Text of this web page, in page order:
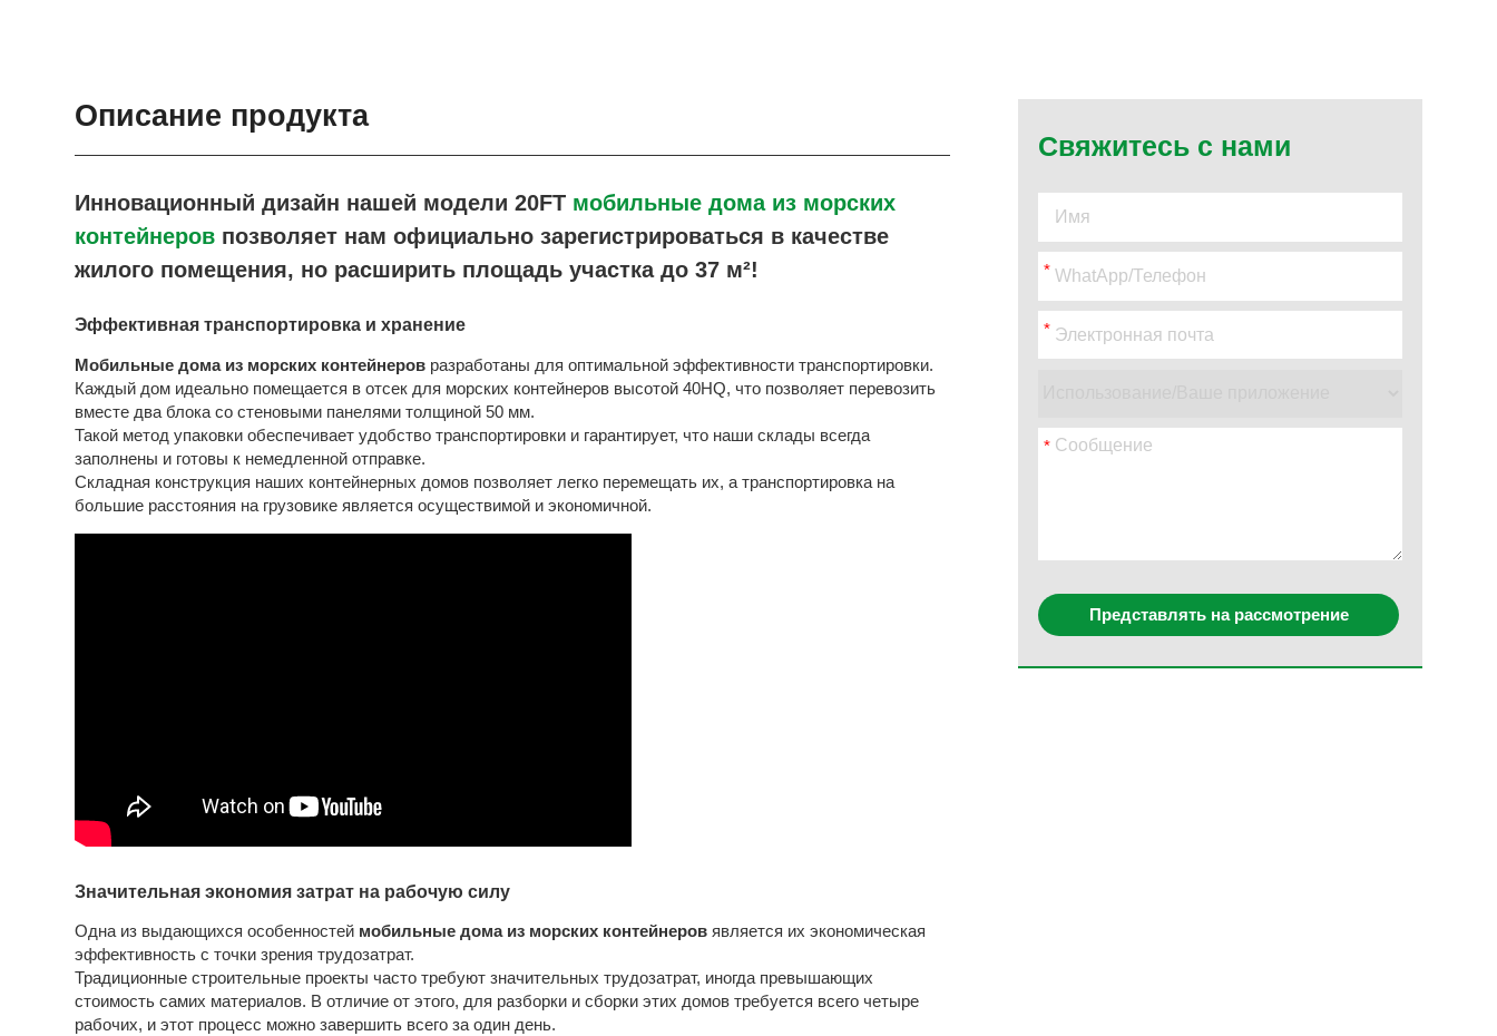
Описание продукта
Инновационный дизайн нашей модели 20FT мобильные дома из морских
контейнеров позволяет нам официально зарегистрироваться в качестве
жилого помещения, но расширить площадь участка до 37 м²!
Эффективная транспортировка и хранение
Мобильные дома из морских контейнеров разработаны для оптимальной эффективности транспортировки.
Каждый дом идеально помещается в отсек для морских контейнеров высотой 40HQ, что позволяет перевозить
вместе два блока со стеновыми панелями толщиной 50 мм.
Такой метод упаковки обеспечивает удобство транспортировки и гарантирует, что наши склады всегда
заполнены и готовы к немедленной отправке.
Складная конструкция наших контейнерных домов позволяет легко перемещать их, а транспортировка на
большие расстояния на грузовике является осуществимой и экономичной.
Значительная экономия затрат на рабочую силу
Одна из выдающихся особенностей мобильные дома из морских контейнеров является их экономическая
эффективность с точки зрения трудозатрат.
Традиционные строительные проекты часто требуют значительных трудозатрат, иногда превышающих
стоимость самих материалов. В отличие от этого, для разборки и сборки этих домов требуется всего четыре
рабочих, и этот процесс можно завершить всего за один день.
Свяжитесь с нами
*
*
*
Представлять на рассмотрение